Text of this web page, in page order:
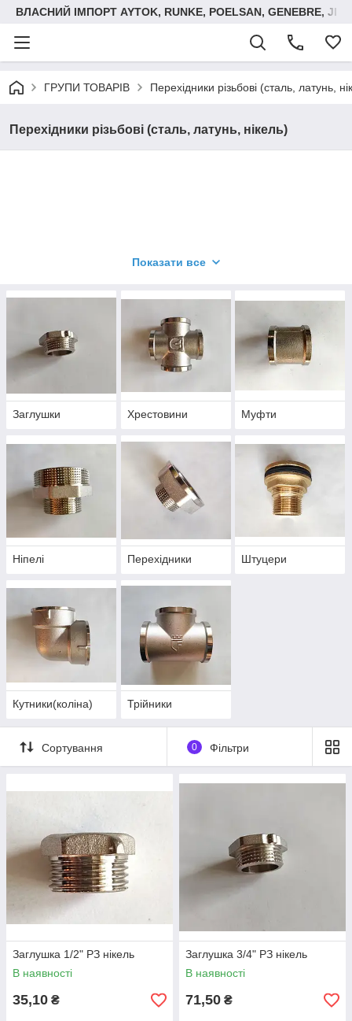
ВЛАСНИЙ ІМПОРТ AYTOK, RUNKE, POELSAN, GENEBRE,
ГРУПИ ТОВАРІВ Перехідники різьбові (сталь, латунь,
Перехідники різьбові (сталь, латунь, нікель)
Показати все
Заглушки Хрестовини Муфти
Ніпелі Перехідники Штуцери
Кутники(коліна) Трійники
Сортування 0 Фільтри
Заглушка 1/2" РЗ нікель
В наявності
35,10 ₴
Заглушка 3/4" РЗ нікель
В наявності
71,50 ₴